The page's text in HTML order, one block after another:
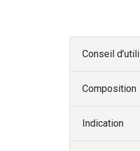
Conseil
Composition
Indication